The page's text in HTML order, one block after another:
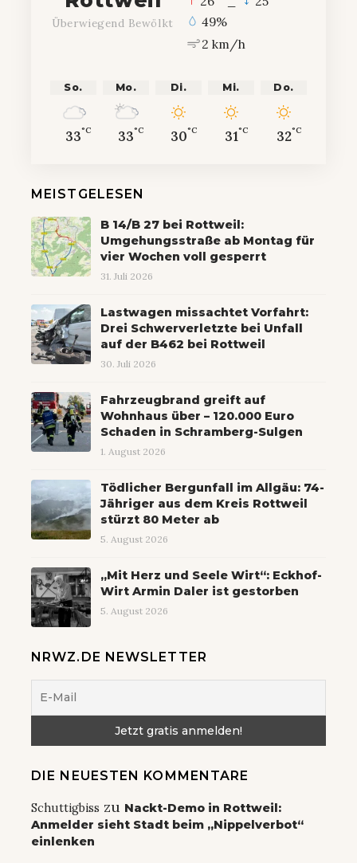
Überwiegend Bewölkt
49%
2 km/h
So.
33°C
Mo.
33°C
Di.
30°C
Mi.
31°C
Do.
32°C
MEISTGELESEN
B 14/B 27 bei Rottweil:
Umgehungsstraße ab Montag für
vier Wochen voll gesperrt
31. Juli 2026
Lastwagen missachtet Vorfahrt:
Drei Schwerverletzte bei Unfall
auf der B462 bei Rottweil
30. Juli 2026
Fahrzeugbrand greift auf
Wohnhaus über – 120.000 Euro
Schaden in Schramberg-Sulgen
1. August 2026
Tödlicher Bergunfall im Allgäu: 74-
Jähriger aus dem Kreis Rottweil
stürzt 80 Meter ab
5. August 2026
„Mit Herz und Seele Wirt“: Eckhof-
Wirt Armin Daler ist gestorben
5. August 2026
NRWZ.DE NEWSLETTER
DIE NEUESTEN KOMMENTARE
Schuttigbiss zu Nackt-Demo in Rottweil:
Anmelder sieht Stadt beim „Nippelverbot“
einlenken